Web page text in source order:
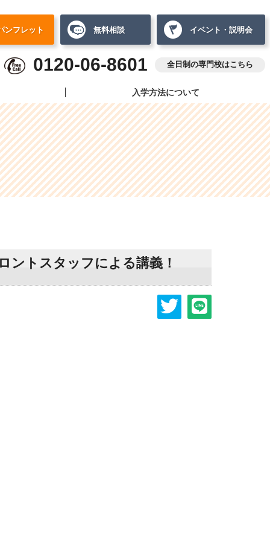
イベント・説明会
無料相談
ンフレット
0120-06-8601 全日制の専門校はこちら
入学方法について
ントスタッフによる講義！